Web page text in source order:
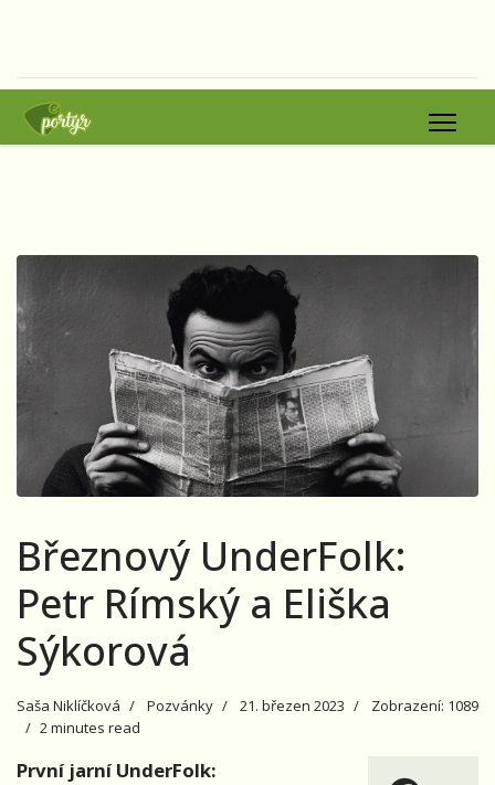
Březnový UnderFolk:
Petr Rímský a Eliška
Sýkorová
Saša Niklíčková Pozvánky 21. březen 2023
Zobrazení: 1089
2 minutes read
První jarní UnderFolk: